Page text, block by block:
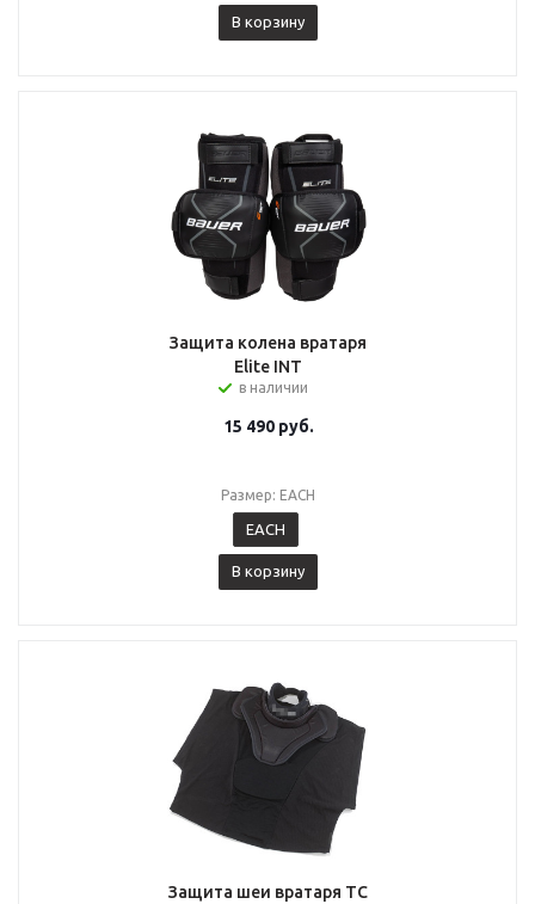
В корзину
Защита колена вратаря
Elite INT
в наличии
15 490руб.
Размер: EACH
EACH
В корзину
Защита шеи вратаря TC